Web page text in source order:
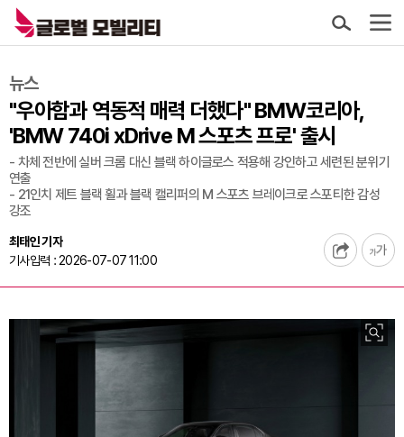
뉴스
"우아함과 역동적 매력 더했다" BMW코리아,
'BMW 740i xDrive M 스포츠 프로' 출시
- 차체 전반에 실버 크롬 대신 블랙 하이글로스 적용해 강인하고 세련된 분위기
연출
- 21인치 제트 블랙 휠과 블랙 캘리퍼의 M 스포츠 브레이크로 스포티한 감성
강조
최태인 기자
기사입력 : 2026-07-07 11:00